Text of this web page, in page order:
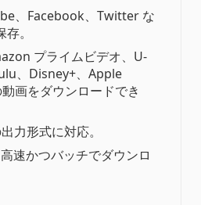
、Facebook、Twitter な
。
プライムビデオ、U-
、Disney+、Apple
画をダウンロードでき
力形式に対応。
速かつバッチでダウンロ